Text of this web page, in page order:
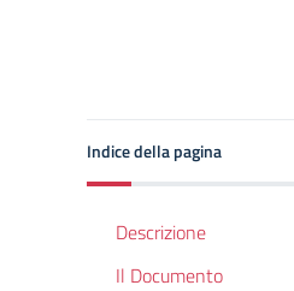
Indice della pagina
Descrizione
Il Documento